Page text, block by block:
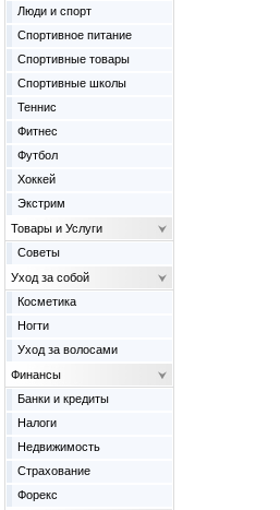
Люди и спорт
Спортивное питание
Спортивные товары
Спортивные школы
Теннис
Фитнес
Футбол
Хоккей
Экстрим
Товары и Услуги
Советы
Уход за собой
Косметика
Ногти
Уход за волосами
Финансы
Банки и кредиты
Налоги
Недвижимость
Страхование
Форекс